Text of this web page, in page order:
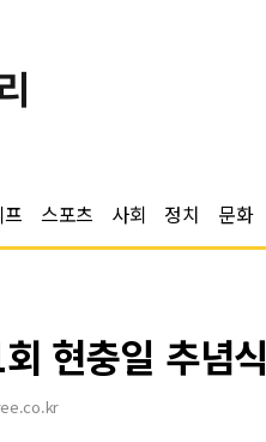
스포츠 사회 정치 문화
현충일 추념